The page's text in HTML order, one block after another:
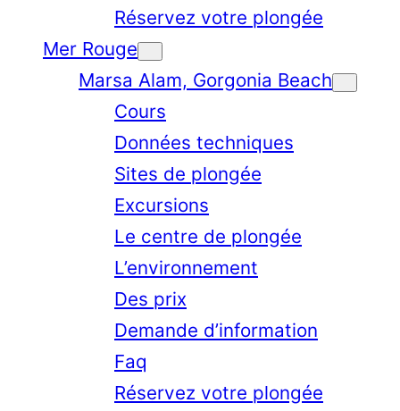
Réservez votre plongée
Mer Rouge
Marsa Alam, Gorgonia Beach
Cours
Données techniques
Sites de plongée
Excursions
Le centre de plongée
L’environnement
Des prix
Demande d’information
Faq
Réservez votre plongée